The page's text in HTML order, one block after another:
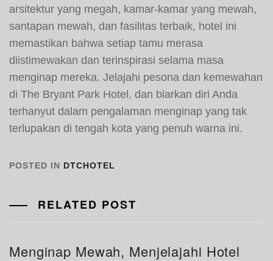
arsitektur yang megah, kamar-kamar yang mewah,
santapan mewah, dan fasilitas terbaik, hotel ini
memastikan bahwa setiap tamu merasa
diistimewakan dan terinspirasi selama masa
menginap mereka. Jelajahi pesona dan kemewahan
di The Bryant Park Hotel, dan biarkan diri Anda
terhanyut dalam pengalaman menginap yang tak
terlupakan di tengah kota yang penuh warna ini.
POSTED IN DTCHOTEL
RELATED POST
Menginap Mewah, Menjelajahi Hotel